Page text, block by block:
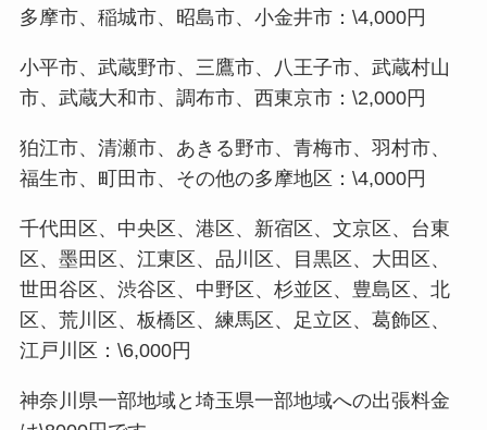
多摩市、稲城市、昭島市、小金井市：\4,000円
小平市、武蔵野市、三鷹市、八王子市、武蔵村山
市、武蔵大和市、調布市、西東京市：\2,000円
狛江市、清瀬市、あきる野市、青梅市、羽村市、
福生市、町田市、その他の多摩地区：\4,000円
千代田区、中央区、港区、新宿区、文京区、台東
区、墨田区、江東区、品川区、目黒区、大田区、
世田谷区、渋谷区、中野区、杉並区、豊島区、北
区、荒川区、板橋区、練馬区、足立区、葛飾区、
江戸川区：\6,000円
神奈川県一部地域と埼玉県一部地域への出張料金